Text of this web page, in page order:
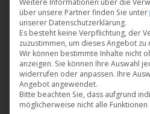
🎵 „Flockentanz
Brejcha ab heute auf
Harthouse erhältlich
Harthouse,Musik, News 24.
Weitere Informationen über die
über unsere Partner finden Sie unter
unserer Datenschutzerklärung.
Es besteht keine Verpflichtung, der
zuzustimmen, um dieses Angebot zu
Wir können bestimmte Inhalte nicht
anzeigen. Sie können Ihre Auswahl
widerrufen oder anpassen. Ihre
Angebot angewendet.
Bitte beachten Sie, dass aufgrund
möglicherweise nicht alle